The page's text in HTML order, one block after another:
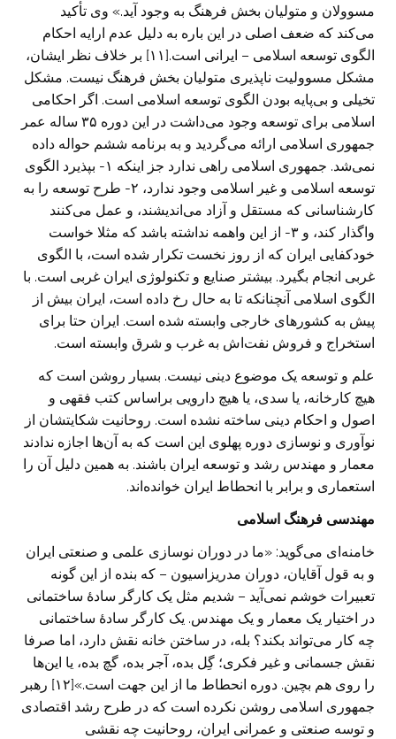
مسوولان و متولیان بخش فرهنگ به وجود آید.» وی تأکید
می‌کند که ضعف اصلی در این باره به دلیل عدم ارایه احکام
الگوی توسعه اسلامی – ایرانی است.[۱۱] بر خلاف نظر ایشان،
مشکل مسوولیت نا‌پذیری متولیان بخش فرهنگ نیست. مشکل
تخیلی و بی‌پایه بودن الگوی توسعه اسلامی است. اگر احکامی
اسلامی برای توسعه وجود می‌داشت در این دوره ۳۵ ساله عمر
جمهوری اسلامی ارائه می‌گردید و به برنامه ششم حواله داده
نمی‌شد. جمهوری اسلامی راهی ندارد جز اینکه ۱- بپذیرد الگوی
توسعه اسلامی و غیر اسلامی وجود ندارد، ۲- طرح توسعه را به
کارشناسانی که مستقل و آزاد می‌اندیشند، و عمل می‌کنند
واگذار کند، و ۳- از این واهمه نداشته باشد که مثلا خواست
خودکفایی ایران که از روز نخست تکرار شده است، با الگوی
غربی انجام بگیرد. بیشتر صنایع و تکنولوژی ایران غربی است. با
الگوی اسلامی آنچنانکه تا به حال رخ داده است، ایران بیش از
پیش به کشورهای خارجی وابسته شده است. ایران حتا برای
استخراج و فروش نفت‌اش به غرب و شرق وابسته است.
علم و توسعه یک موضوع دینی نیست. بسیار روشن است که
هیچ کارخانه، یا سدی، یا هیچ دارویی براساس کتب فقهی و
اصول و احکام دینی ساخته نشده است. روحانیت شکایتشان از
نوآوری و نوسازی دوره پهلوی این است که به آن‌ها اجازه ندادند
معمار و مهندس رشد و توسعه ایران باشند. به همین دلیل آن را
استعماری و برابر با انحطاط ایران خوانده‌اند.
مهندسی فرهنگ اسلامی
خامنه‌ای می‌گوید: «ما در دوران نوسازی علمی و صنعتی ایران
و به قول آقایان، دوران مدریزاسیون – که بنده از این گونه
تعبیرات خوشم نمی‌آید – شدیم مثل یک کارگر سادۀ ساختمانی
در اختیار یک معمار و یک مهندس. یک کارگر سادۀ ساختمانی
چه کار می‌تواند بکند؟ بله، در ساختن خانه نقش دارد، اما صرفا
نقش جسمانی و غیر فکری؛ گِل بده، آجر بده، گچ بده، یا این‌ها
را روی هم بچین. دوره انحطاط ما از این جهت است.»[۱۲] رهبر
جمهوری اسلامی روشن نکرده است که در طرح رشد اقتصادی
و توسه صنعتی و عمرانی ایران، روحانیت چه نقشی